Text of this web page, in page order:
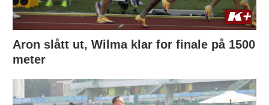
Aron slått ut, Wilma klar for finale på 1500
meter